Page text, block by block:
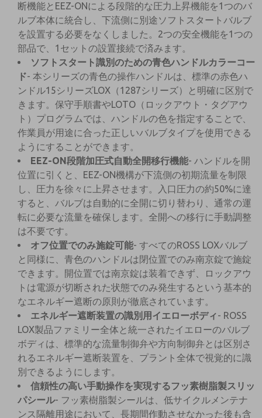
断機能とEEZ-ONによる段階的な圧力上昇機能を1つのバ
ルブ本体に統合し、下流側に別途ソフトスタートバルブ
を設置する必要をなくしました。2つの安全機能を1つの
部品で、1セットの設置接続で済みます。
ソフトスタート識別のための青色ハンドルカラーコー
ド- 本シリーズの青色の操作ハンドルは、標準の赤色ハ
ンドル15シリーズLOX（1287シリーズ）と明確に区別で
きます。保守手順書やLOTO（ロックアウト・タグアウ
ト）プログラムでは、ハンドルの色を指定することで、
作業員が用途に合った正しいバルブタイプを使用できる
ようにすることができます。
EEZ-ON段階加圧式自動全開移行機能- ハンドルを開
位置に引くと、EEZ-ON機構が下流側の初期流量を制限
し、圧力を徐々に上昇させます。入口圧力の約50%に達
すると、バルブは自動的に全開に切り替わり、通常の運
転に必要な流量を確保します。全開への移行に手動調整
は不要です。
オフ位置でのみ施錠可能- すべてのROSS LOXバルブ
と同様に、青色のハンドルは閉位置でのみ南京錠で施錠
できます。開位置では南京錠は装着できず、ロックアウ
トは電源が切断された状態でのみ発生するという基本的
なエネルギー遮断の原則が徹底されています。
エネルギー遮断装置の識別用イエローボディ- ROSS
LOX製品ファミリー全体と統一されたイエローのバルブ
ボディは、標準的な流量制御弁や方向制御弁とは区別さ
れるエネルギー遮断装置を、プラント全体で視覚的に識
別できるようにします。
信頼性の高い手動操作を実現するフッ素樹脂製スリッ
パシール- フッ素樹脂製シールは、低サイクルメンテナ
ンス隔離用途において、長期間作動させなかった後も含